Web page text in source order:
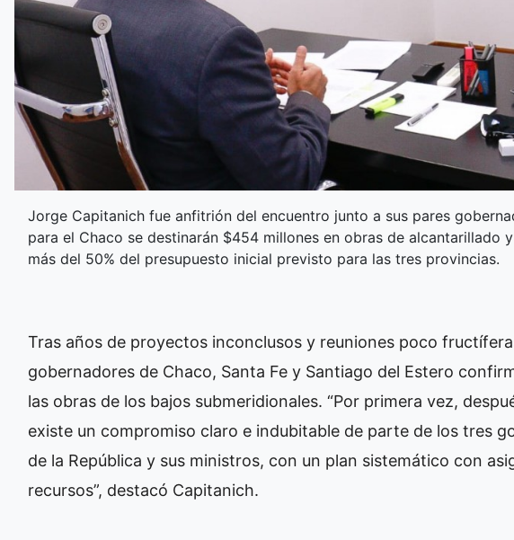
Jorge Capitanich fue anfitrión del encuentro junto a sus pares
para el Chaco se destinarán $454 millones en obras de alcantarillado
más del 50% del presupuesto inicial previsto para las tres provincias.
Tras años de proyectos inconclusos y reuniones poco
gobernadores de Chaco, Santa Fe y Santiago del Estero
las obras de los bajos submeridionales. “Por primera vez,
existe un compromiso claro e indubitable de parte de los tres
de la República y sus ministros, con un plan sistemático con
recursos”, destacó Capitanich.